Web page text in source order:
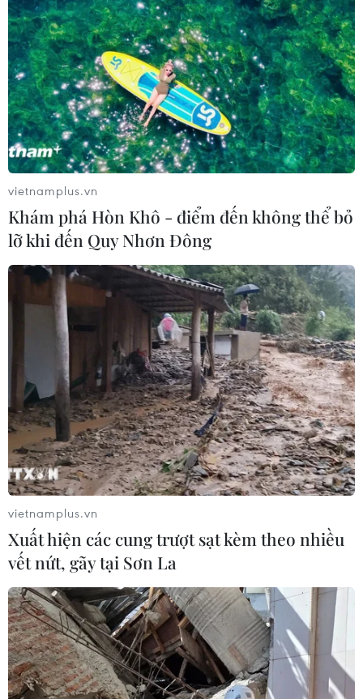
vietnamplus.vn
Khám phá Hòn Khô - điểm đến không thể bỏ
lỡ khi đến Quy Nhơn Đông
vietnamplus.vn
Xuất hiện các cung trượt sạt kèm theo nhiều
vết nứt, gãy tại Sơn La